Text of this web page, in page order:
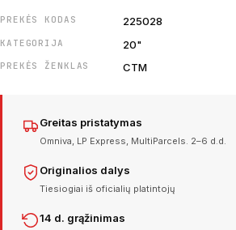
PREKĖS KODAS 225028
KATEGORIJA 20"
PREKĖS ŽENKLAS CTM
Greitas pristatymas
Omniva, LP Express, MultiParcels. 2–6 d.d.
Originalios dalys
Tiesiogiai iš oficialių platintojų
14 d. grąžinimas